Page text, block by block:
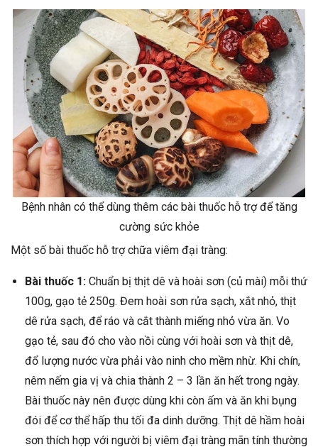
Bệnh nhân có thể dùng thêm các bài thuốc hỗ trợ để tăng
cường sức khỏe
Một số bài thuốc hỗ trợ chữa viêm đại tràng:
Bài thuốc 1: Chuẩn bị thịt dê và hoài sơn (củ mài) mỗi thứ
100g, gạo tẻ 250g. Đem hoài sơn rửa sạch, xắt nhỏ, thịt
dê rửa sạch, để ráo và cắt thành miếng nhỏ vừa ăn. Vo
gạo tẻ, sau đó cho vào nồi cùng với hoài sơn và thịt dê,
đổ lượng nước vừa phải vào ninh cho mềm nhừ. Khi chín,
nêm nếm gia vị và chia thành 2 – 3 lần ăn hết trong ngày.
Bài thuốc này nên được dùng khi còn ấm và ăn khi bụng
đói để cơ thể hấp thu tối đa dinh dưỡng. Thịt dê hầm hoài
sơn thích hợp với người bị viêm đại tràng mãn tính thường